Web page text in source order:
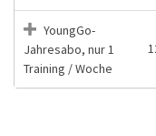
YoungGo-
Jahresabo, nur 1
Training / Woche